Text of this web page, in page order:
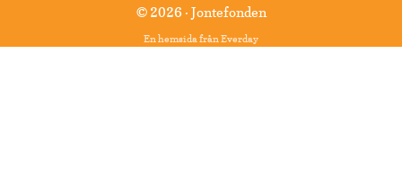
© 2026 · Jontefonden
En hemsida frånEverday